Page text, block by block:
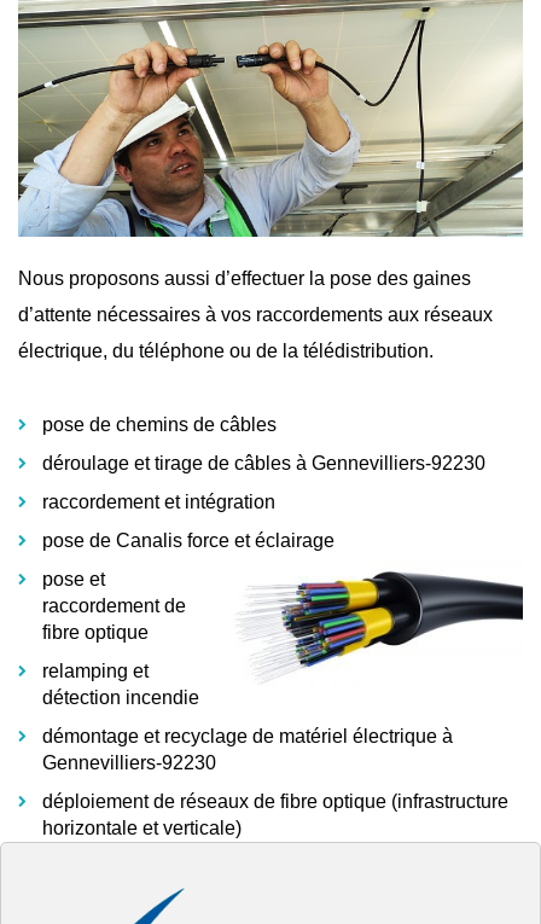
Nous proposons aussi d’effectuer la pose des gaines
d’attente nécessaires à vos raccordements aux réseaux
électrique, du téléphone ou de la télédistribution.
pose de chemins de câbles
déroulage et tirage de câbles à Gennevilliers-92230
raccordement et intégration
pose de Canalis force et éclairage
pose et
raccordement de
fibre optique
relamping et
détection incendie
démontage et recyclage de matériel électrique à
Gennevilliers-92230
déploiement de réseaux de fibre optique (infrastructure
horizontale et verticale)